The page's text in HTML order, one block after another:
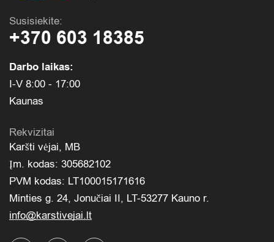
Susisiekite:
+370 603 18385
Darbo laikas:
I-V 8:00 - 17:00
Kaunas
Rekvizitai
Karšti vėjai, MB
Įm. kodas: 305682102
PVM kodas: LT100015171616
Minties g. 24, Jonučiai II, LT-53277 Kauno r.
info@karstivejai.lt